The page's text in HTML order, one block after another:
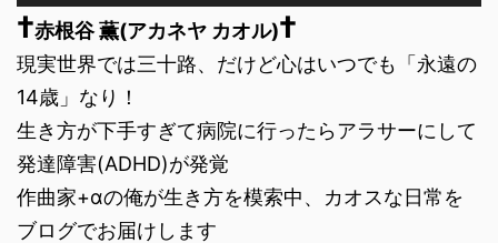
プ
レ
ー
ヤ
ー
†赤根谷 薫(アカネヤ カオル)†
現実世界では三十路、だけど心はいつでも「永遠の
14歳」なり！
生き方が下手すぎて病院に行ったらアラサーにして
発達障害(ADHD)が発覚
作曲家+αの俺が生き方を模索中、カオスな日常を
ブログでお届けします